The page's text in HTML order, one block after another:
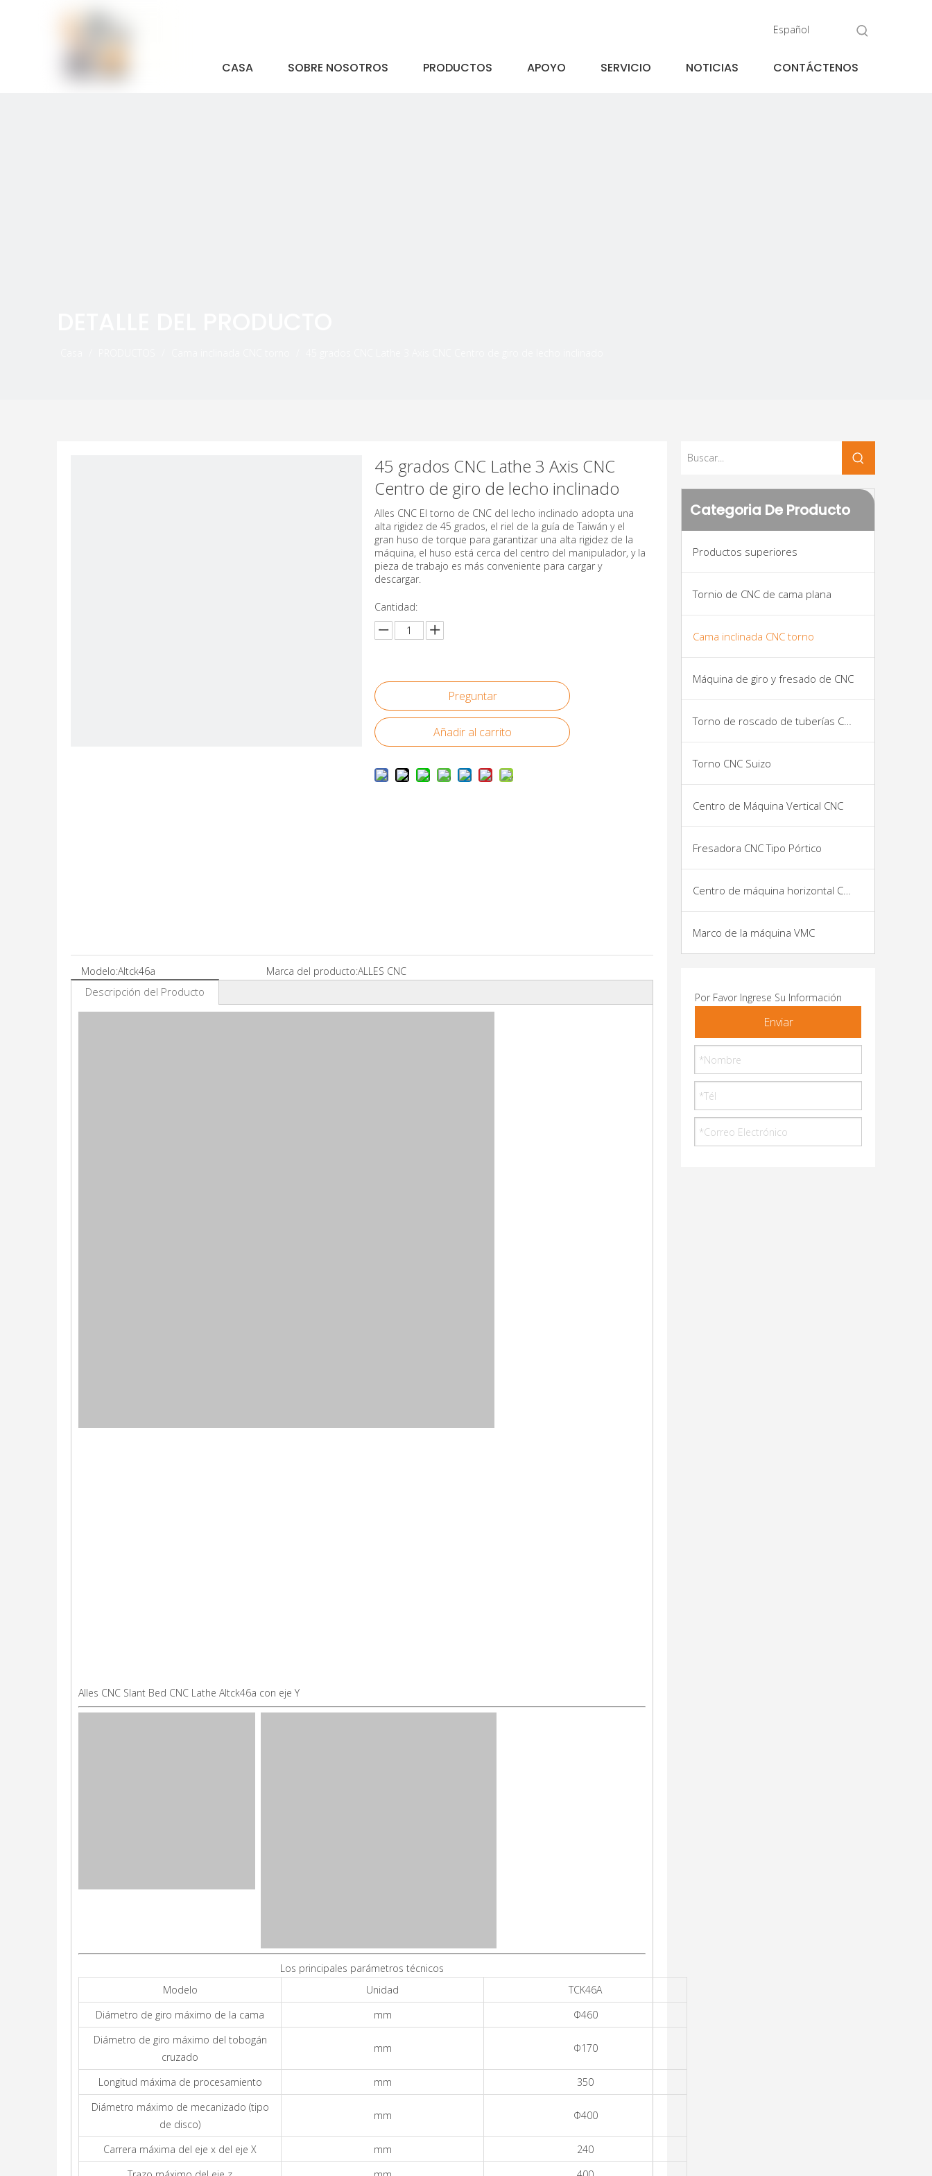
Español
CASA SOBRE NOSOTROS PRODUCTOS APOYO SERVICIO NOTICIAS CONTÁCTENOS
45 grados CNC Lathe 3 Axis CNC
Centro de giro de lecho inclinado
Alles CNC El torno de CNC del lecho inclinado adopta una
alta rigidez de 45 grados, el riel de la guía de Taiwán y el
gran huso de torque para garantizar una alta rigidez de la
máquina, el huso está cerca del centro del manipulador, y la
pieza de trabajo es más conveniente para cargar y
descargar.
Cantidad:
Preguntar
Añadir al carrito
Modelo:Altck46a Marca del producto:ALLES CNC
Descripción del Producto
Alles CNC Slant Bed CNC Lathe Altck46a con eje Y
Los principales parámetros técnicos
Modelo
Unidad
TCK46A
Diámetro de giro máximo de la cama
mm
Φ460
Diámetro de giro máximo del tobogán
cruzado
mm Φ170
Longitud máxima de procesamiento mm
350
Diámetro máximo de mecanizado (tipo
de disco)
mm Φ400
Carrera máxima del eje x del eje X mm
240
Categoria De Producto
Productos superiores
Tornio de CNC de cama plana
Cama inclinada CNC torno
Máquina de giro y fresado de CNC
Torno de roscado de tuberías CNC
Torno CNC Suizo
Centro de Máquina Vertical CNC
Fresadora CNC Tipo Pórtico
Centro de máquina horizontal CNC
Marco de la máquina VMC
Por Favor Ingrese Su Información
Enviar